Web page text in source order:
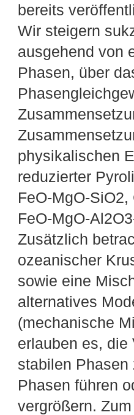
bereits
Wir steigern
ausgehend von
Phasen, über
physikalischen
reduzierter
FeO-MgO-
FeO-MgO-
Zusätzlich
ozeanischer
sowie eine
alternatives
(mechanische
erlauben es, die
stabilen Phasen
Phasen führen
vergrößern.